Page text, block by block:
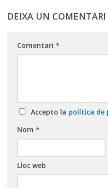
DEIXA UN COMENTARI
Comentari *
Accepto la política de
Nom *
Lloc web